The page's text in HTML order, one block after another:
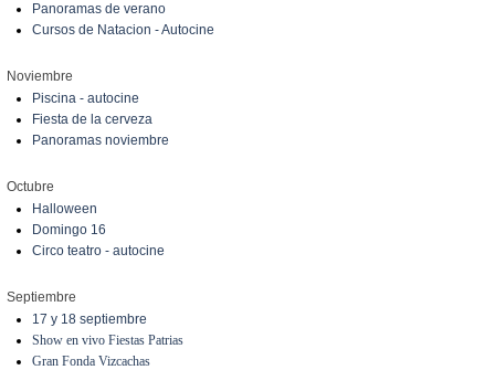
Panoramas de verano
Cursos de Natacion - Autocine
Noviembre
Piscina - autocine
Fiesta de la cerveza
Panoramas noviembre
Octubre
Halloween
Domingo 16
Circo teatro - autocine
Septiembre
17 y 18 septiembre
Show en vivo Fiestas Patrias
Gran Fonda Vizcachas